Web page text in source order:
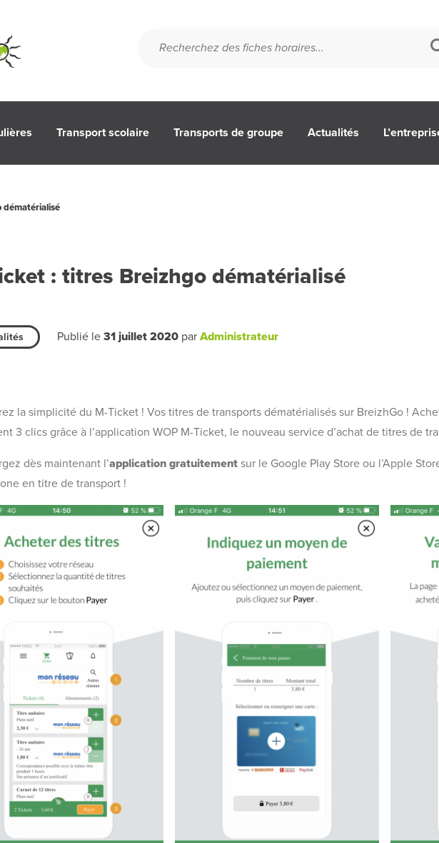
Transport scolaire Transports de groupe Actualités
dématérialisé
: titres Breizhgo dématérialisé
Publié le31 juillet 2020 par Administrateur
la simplicité du M-Ticket ! Vos titres de transports dématérialisés sur BreizhGo !
3 clics grâce à l’application WOP M-Ticket, le nouveau service d’achat de titres de
dès maintenant l’application gratuitement sur le Google Play Store ou l’Apple
en titre de transport !